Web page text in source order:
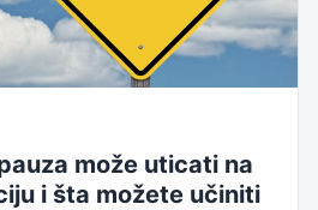
može uticati na
i šta možete učiniti